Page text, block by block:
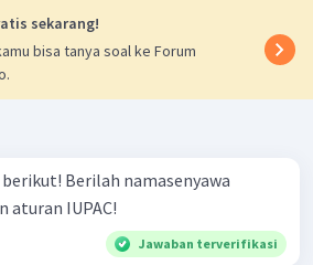
sekarang!
bisa tanya soal ke Forum
aturan IUPAC!
Jawaban terverifikasi